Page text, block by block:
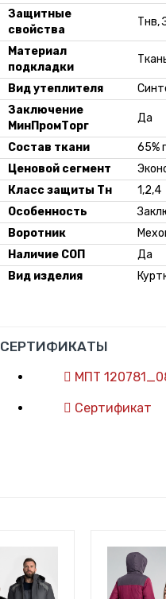
Защитные
свойства
Тнв,
Материал
подкладки
Вид утеплителя
Заключение
МинПромТорг
Да
Состав ткани
65%
Ценовой сегмент
Класс защиты Тн
1,2,4
Особенность
Воротник
Наличие СОП
Да
Вид изделия
СЕРТИФИКАТЫ
МПТ
Сертификат